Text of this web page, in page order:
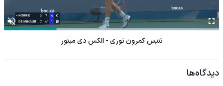
تنیس کمرون نوری - الکس دی مینور
دیدگاه‌ها